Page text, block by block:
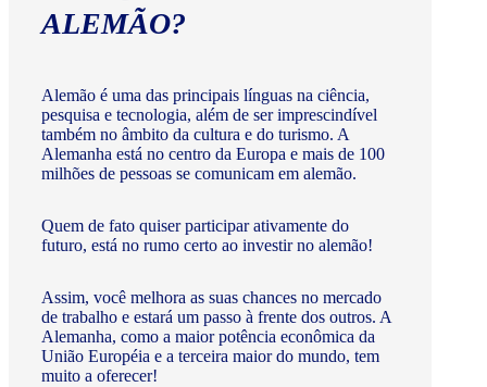
ALEMÃO?
Alemão é uma das principais línguas na ciência,
pesquisa e tecnologia, além de ser imprescindível
também no âmbito da cultura e do turismo. A
Alemanha está no centro da Europa e mais de 100
milhões de pessoas se comunicam em alemão.
Quem de fato quiser participar ativamente do
futuro, está no rumo certo ao investir no alemão!
Assim, você melhora as suas chances no mercado
de trabalho e estará um passo à frente dos outros. A
Alemanha, como a maior potência econômica da
União Européia e a terceira maior do mundo, tem
muito a oferecer!​